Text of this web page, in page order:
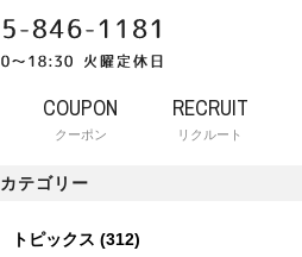
COUPON
クーポン
RECRUIT
リクルート
カテゴリー
トピックス (312)